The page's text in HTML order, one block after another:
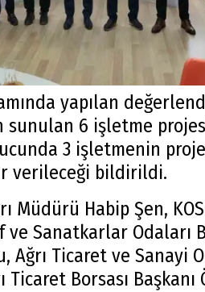
yapılan
6 işletme
3 işletmenin
verileceği bildirildi.
Müdürü Habip Şen,
ve Sanatkarlar Odaları
Ağrı Ticaret ve Sanayi
Borsası Başkanı